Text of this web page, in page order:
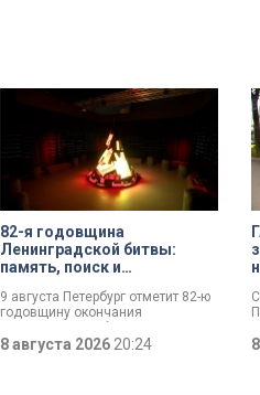
82-я годовщина
Ленинградской битвы:
память, поиск и
9 августа Петербург отметит 82-ю
годовщину окончания
Ленинградской битвы. Это День
воинской славы, который был
официально установлен в апреле
8 августа 2026 20:24